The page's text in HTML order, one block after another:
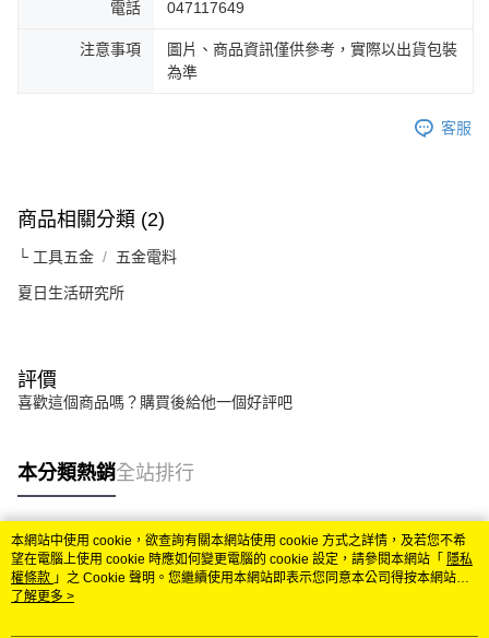
電話 047117649
注意事項
圖片、商品資訊僅供參考，實際以出貨包裝
為準
客服
商品相關分類 (2)
└ 工具五金 五金電料
夏日生活研究所
評價
喜歡這個商品嗎？購買後給他一個好評吧
本分類熱銷全站排行
熱門標籤
本網站中使用 cookie，欲查詢有關本網站使用 cookie 方式之詳情，及若您不希
望在電腦上使用 cookie 時應如何變更電腦的 cookie 設定，請參閱本網站「 隱私
權條款 」之 Cookie 聲明。您繼續使用本網站即表示您同意本公司得按本網站使
用條款之 Cookie 聲明使用 cookie。
了解更多 >